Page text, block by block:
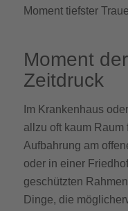
Moment tiefster
Moment
Zeitdruck
Im Krankenhaus
allzu oft kaum
Aufbahrung am
oder in einer
geschützten
Dinge, die